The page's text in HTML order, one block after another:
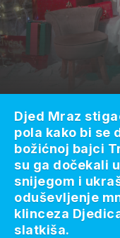
Djed Mraz
pola kako bi se
božićnoj bajci
su ga dočekali
snijegom i
oduševljenje
klinceza
slatkiša.